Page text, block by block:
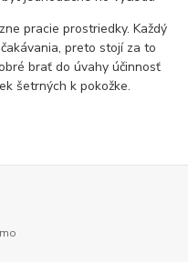
pracie prostriedky. Každý
preto stojí za to
brať do úvahy účinnosť
šetrných k pokožke.